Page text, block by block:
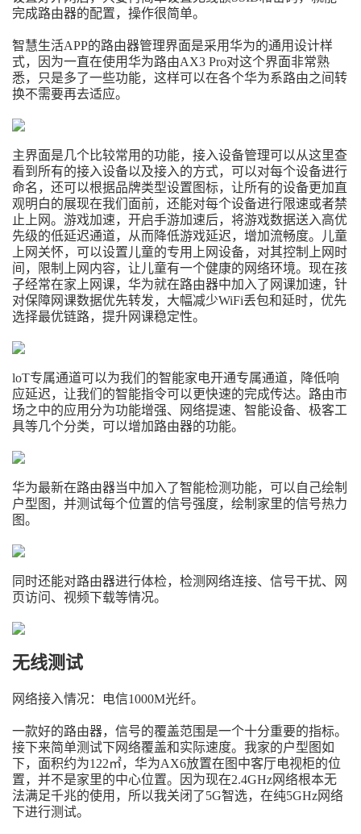
完成路由器的配置，操作很简单。
智慧生活APP的路由器管理界面是采用华为的通用设计样
式，因为一直在使用华为路由AX3 Pro对这个界面非常熟
悉，只是多了一些功能，这样可以在各个华为系路由之间转
换不需要再去适应。
主界面是几个比较常用的功能，接入设备管理可以从这里查
看到所有的接入设备以及接入的方式，可以对每个设备进行
命名，还可以根据品牌类型设置图标，让所有的设备更加直
观明白的展现在我们面前，还能对每个设备进行限速或者禁
止上网。游戏加速，开启手游加速后，将游戏数据送入高优
先级的低延迟通道，从而降低游戏延迟，增加流畅度。儿童
上网关怀，可以设置儿童的专用上网设备，对其控制上网时
间，限制上网内容，让儿童有一个健康的网络环境。现在孩
子经常在家上网课，华为就在路由器中加入了网课加速，针
对保障网课数据优先转发，大幅减少WiFi丢包和延时，优先
选择最优链路，提升网课稳定性。
loT专属通道可以为我们的智能家电开通专属通道，降低响
应延迟，让我们的智能指令可以更快速的完成传达。路由市
场之中的应用分为功能增强、网络提速、智能设备、极客工
具等几个分类，可以增加路由器的功能。
华为最新在路由器当中加入了智能检测功能，可以自己绘制
户型图，并测试每个位置的信号强度，绘制家里的信号热力
图。
同时还能对路由器进行体检，检测网络连接、信号干扰、网
页访问、视频下载等情况。
无线测试
网络接入情况：电信1000M光纤。
一款好的路由器，信号的覆盖范围是一个十分重要的指标。
接下来简单测试下网络覆盖和实际速度。我家的户型图如
下，面积约为122㎡，华为AX6放置在图中客厅电视柜的位
置，并不是家里的中心位置。因为现在2.4GHz网络根本无
法满足千兆的使用，所以我关闭了5G智选，在纯5GHz网络
下进行测试。